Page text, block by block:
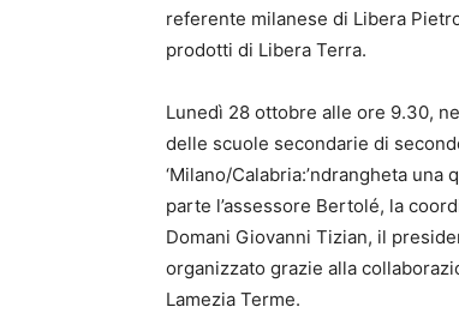
referente milanese di Libera
prodotti di Libera Terra.
Lunedì 28 ottobre alle ore 9.30,
delle scuole secondarie di
‘Milano/Calabria:’ndrangheta
parte l’assessore Bertolé, la
Domani Giovanni Tizian, il
organizzato grazie alla
Lamezia Terme.